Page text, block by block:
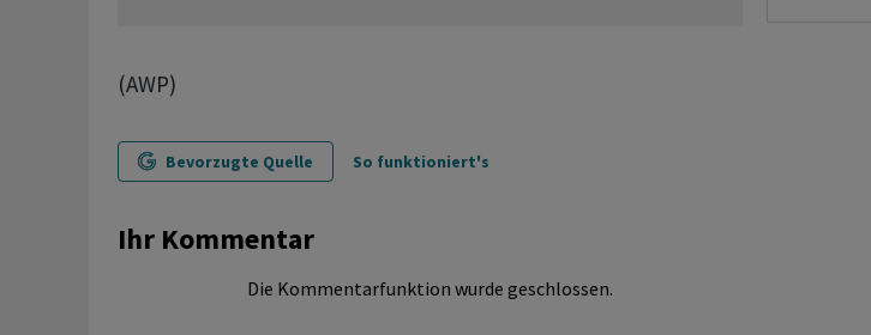
(AWP)
Bevorzugte Quelle So funktioniert's
Ihr Kommentar
Die Kommentarfunktion wurde geschlossen.